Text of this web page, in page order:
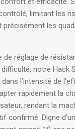
limitant les
précisément les
de réglage de
notre Hack
l’intensité de
rapidement la
rendant la
confirmé. Digne